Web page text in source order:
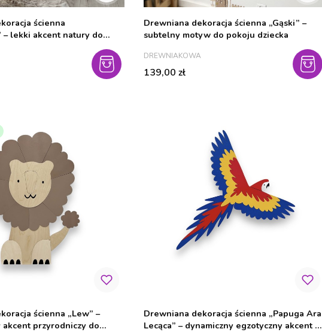
ścienna
– lekki akcent natury do
Drewniana dekoracja ścienna „Gąski” –
subtelny motyw do pokoju dziecka
PRODUCENT
DREWNIAKOWA
Cena
139,00 zł
ścienna „Lew” –
akcent przyrodniczy do
Drewniana dekoracja ścienna „Papuga Ara
Lecąca” – dynamiczny egzotyczny akcent w